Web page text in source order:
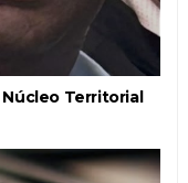
Núcleo Territorial